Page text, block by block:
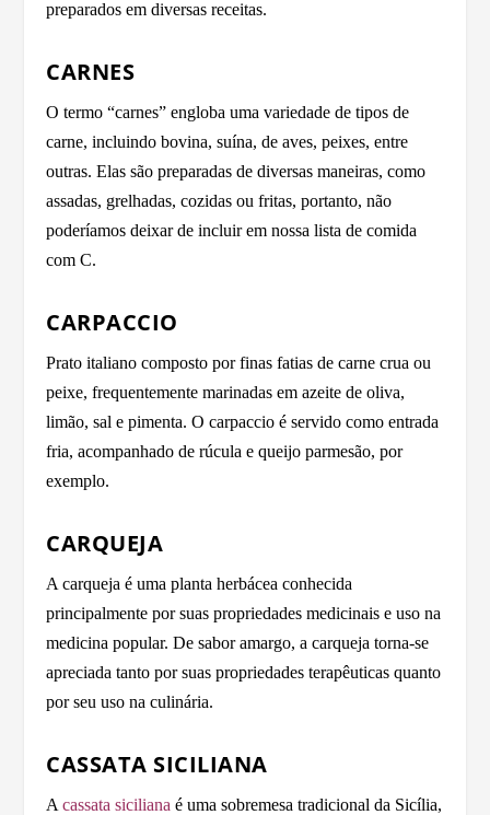
preparados em diversas receitas.
CARNES
O termo “carnes” engloba uma variedade de tipos de
carne, incluindo bovina, suína, de aves, peixes, entre
outras. Elas são preparadas de diversas maneiras, como
assadas, grelhadas, cozidas ou fritas, portanto, não
poderíamos deixar de incluir em nossa lista de comida
com C.
CARPACCIO
Prato italiano composto por finas fatias de carne crua ou
peixe, frequentemente marinadas em azeite de oliva,
limão, sal e pimenta. O carpaccio é servido como entrada
fria, acompanhado de rúcula e queijo parmesão, por
exemplo.
CARQUEJA
A carqueja é uma planta herbácea conhecida
principalmente por suas propriedades medicinais e uso na
medicina popular. De sabor amargo, a carqueja torna-se
apreciada tanto por suas propriedades terapêuticas quanto
por seu uso na culinária.
CASSATA SICILIANA
Acassata siciliana é uma sobremesa tradicional da Sicília,